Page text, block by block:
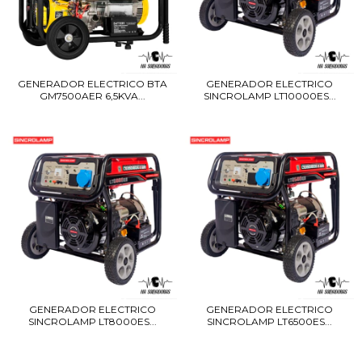
GENERADOR ELECTRICO BTA
GM7500AER 6,5KVA...
GENERADOR ELECTRICO
SINCROLAMP LT10000ES...
GENERADOR ELECTRICO
SINCROLAMP LT8000ES...
GENERADOR ELECTRICO
SINCROLAMP LT6500ES...